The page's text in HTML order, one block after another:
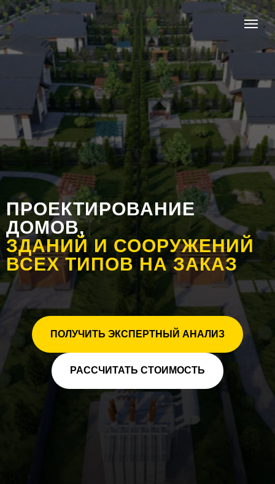
ПРОЕКТИРОВАНИЕ
ДОМОВ,
ЗДАНИЙ И СООРУЖЕНИЙ
ВСЕХ ТИПОВ НА ЗАКАЗ
ПОЛУЧИТЬ ЭКСПЕРТНЫЙ АНАЛИЗ
РАССЧИТАТЬ СТОИМОСТЬ